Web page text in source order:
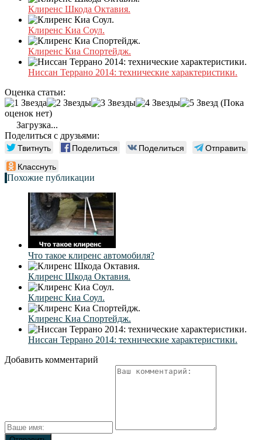
Клиренс Шкода Октавия.
Клиренс Киа Соул.
Клиренс Киа Спортейдж.
Ниссан Террано 2014: технические характеристики.
Оценка статьи:
(Пока
оценок нет)
Загрузка...
Поделиться с друзьями:
Твитнуть Поделиться Поделиться
Отправить
Класснуть
Похожие публикации
Что такое клиренс автомобиля?
Клиренс Шкода Октавия.
Клиренс Киа Соул.
Клиренс Киа Спортейдж.
Ниссан Террано 2014: технические характеристики.
Добавить комментарий